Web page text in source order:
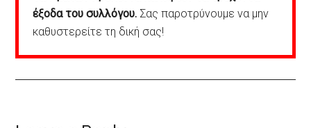
έξοδα του συλλόγου. Σας παροτρύνουμε να μην
καθυστερείτε τη δική σας!